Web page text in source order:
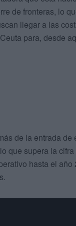
de fronteras, lo
llegar a las
para, desde
de la entrada
que supera la
hasta el